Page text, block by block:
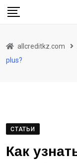
Skip
allcreditkz.com
plus?
СТАТЬИ
Как